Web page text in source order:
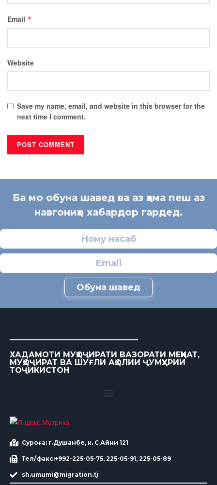
Email *
Website
Save my name, email, and website in this browser for the
next time I comment.
Ба мо обуна шавед ва аз ҳама пеш аз
навгониҳо хабардор гардед.
Обуна шавед
ХАДАМОТИ МУҲОҶИРАТИ ВАЗОРАТИ МЕҲНАТ,
МУҲОҶИРАТ ВА ШУҒЛИ АҲОЛИИ ҶУМҲУРИИ
ТОҶИКИСТОН
Суроға: г.Душанбе, к. С Айни 121
Тел/факс:+992-225-05-75, 225-05-91, 225-05-89
sh.umumi@migration.tj